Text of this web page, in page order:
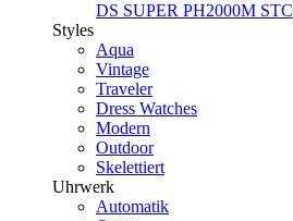
DS SUPER PH2000M STC
Styles
Aqua
Vintage
Traveler
Dress Watches
Modern
Outdoor
Skelettiert
Uhrwerk
Automatik